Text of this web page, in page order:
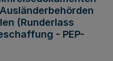
(Runderlass
- PEP-